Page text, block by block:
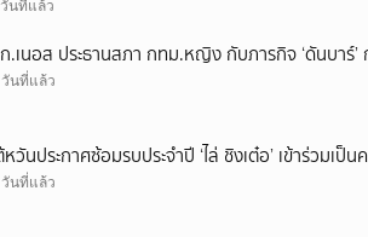
นที่แล้ว
.เนอส ประธานสภา กทม.หญิง กับภารกิจ ‘ดันบาร์’
วันที่แล้ว
หวันประกาศซ้อมรบประจำปี ‘ไล่ ชิงเต๋อ’ เข้าร่วมเ
วันที่แล้ว